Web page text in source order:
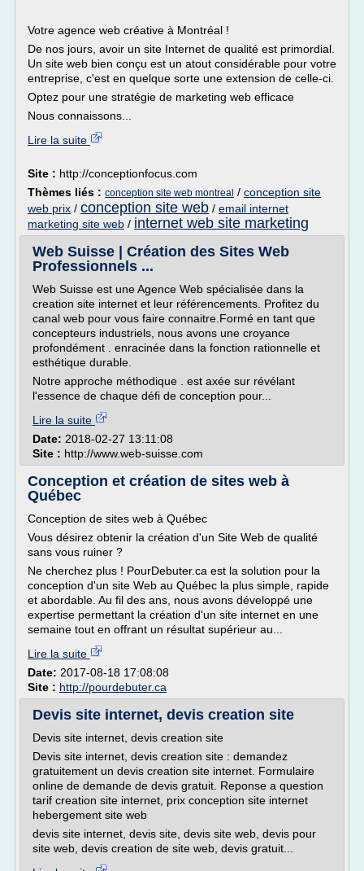
Votre agence web créative à Montréal !
De nos jours, avoir un site Internet de qualité est primordial.
Un site web bien conçu est un atout considérable pour votre
entreprise, c'est en quelque sorte une extension de celle-ci.
Optez pour une stratégie de marketing web efficace
Nous connaissons...
Lire la suite
Site : http://conceptionfocus.com
Thèmes liés : conception site web montreal / conception site
web prix / conception site web / email internet
marketing site web / internet web site marketing
Web Suisse | Création des Sites Web
Professionnels ...
Web Suisse est une Agence Web spécialisée dans la
creation site internet et leur référencements. Profitez du
canal web pour vous faire connaitre.Formé en tant que
concepteurs industriels, nous avons une croyance
profondément . enracinée dans la fonction rationnelle et
esthétique durable.
Notre approche méthodique . est axée sur révélant
l'essence de chaque défi de conception pour...
Lire la suite
Date: 2018-02-27 13:11:08
Site : http://www.web-suisse.com
Conception et création de sites web à
Québec
Conception de sites web à Québec
Vous désirez obtenir la création d'un Site Web de qualité
sans vous ruiner ?
Ne cherchez plus ! PourDebuter.ca est la solution pour la
conception d'un site Web au Québec la plus simple, rapide
et abordable. Au fil des ans, nous avons développé une
expertise permettant la création d'un site internet en une
semaine tout en offrant un résultat supérieur au...
Lire la suite
Date: 2017-08-18 17:08:08
Site : http://pourdebuter.ca
Devis site internet, devis creation site
Devis site internet, devis creation site
Devis site internet, devis creation site : demandez
gratuitement un devis creation site internet. Formulaire
online de demande de devis gratuit. Reponse a question
tarif creation site internet, prix conception site internet
hebergement site web
devis site internet, devis site, devis site web, devis pour
site web, devis creation de site web, devis gratuit...